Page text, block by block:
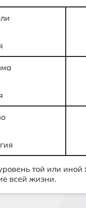
той или иной
всей жизни.